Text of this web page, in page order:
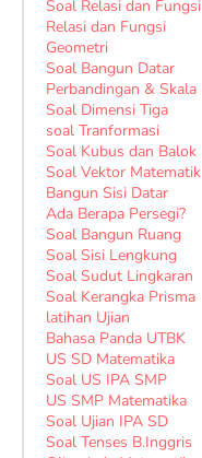
Soal Relasi dan Fungsi
Relasi dan Fungsi
Geometri
Soal Bangun Datar
Perbandingan & Skala
Soal Dimensi Tiga
soal Tranformasi
Soal Kubus dan Balok
Soal Vektor Matematik
Bangun Sisi Datar
Ada Berapa Persegi?
Soal Bangun Ruang
Soal Sisi Lengkung
Soal Sudut Lingkaran
Soal Kerangka Prisma
latihan Ujian
Bahasa Panda UTBK
US SD Matematika
Soal US IPA SMP
US SMP Matematika
Soal Ujian IPA SD
Soal Tenses B.Inggris